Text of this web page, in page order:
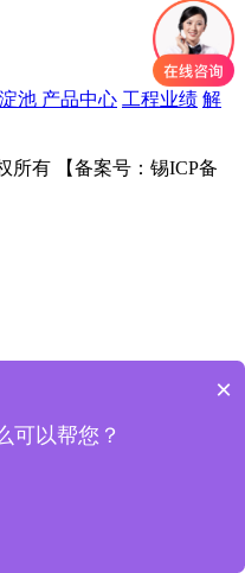
池 产品中心 工程业绩 解
所有 【备案号：锡ICP备
×
可以帮您？